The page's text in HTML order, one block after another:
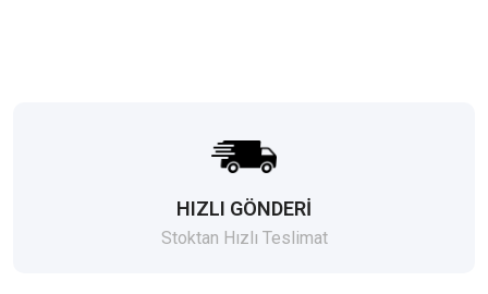
HIZLI GÖNDERİ
Stoktan Hızlı Teslimat